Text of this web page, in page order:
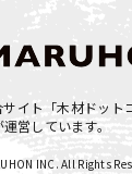
イト「木材ドット
運営しています。
INC. All Rights